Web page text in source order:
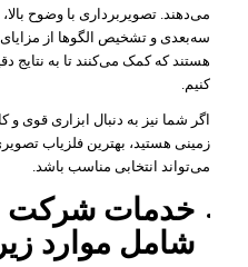
می‌دهند. تصویربرداری با وضوح
سه‌بعدی و تشخیص الگوها از مزایای
هستند که کمک می‌کنند تا به
کنیم.
اگر شما نیز به دنبال ابزاری قوی
زمینی هستید، بهترین فلزیاب
می‌تواند انتخابی مناسب باشد.
خدمات شرکت
شامل موارد